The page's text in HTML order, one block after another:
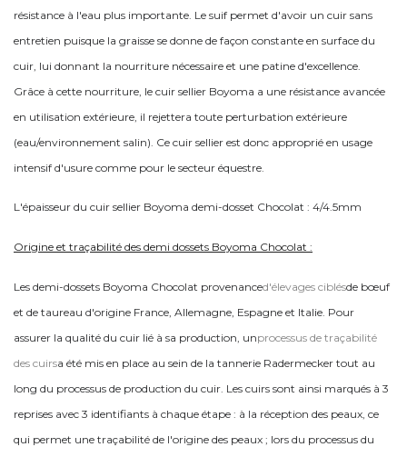
résistance à l'eau plus importante. Le suif permet d'avoir un cuir sans
entretien puisque la graisse se donne de façon constante en surface du
cuir, lui donnant la nourriture nécessaire et une patine d'excellence.
Grâce à cette nourriture, le cuir sellier Boyoma a une résistance avancée
en utilisation extérieure, il rejettera toute perturbation extérieure
(eau/environnement salin). Ce cuir sellier est donc approprié en usage
intensif d'usure comme pour le secteur équestre.
L'épaisseur du cuir sellier Boyoma demi-dosset Chocolat : 4/4.5mm
Origine et traçabilité des demi dossets Boyoma Chocolat :
Les demi-dossets Boyoma Chocolat provenanced'élevages ciblésde bœuf
et de taureau d'origine France, Allemagne, Espagne et Italie. Pour
assurer la qualité du cuir lié à sa production, unprocessus de traçabilité
des cuirsa été mis en place au sein de la tannerie Radermecker tout au
long du processus de production du cuir. Les cuirs sont ainsi marqués à 3
reprises avec 3 identifiants à chaque étape : à la réception des peaux, ce
qui permet une traçabilité de l'origine des peaux ; lors du processus du